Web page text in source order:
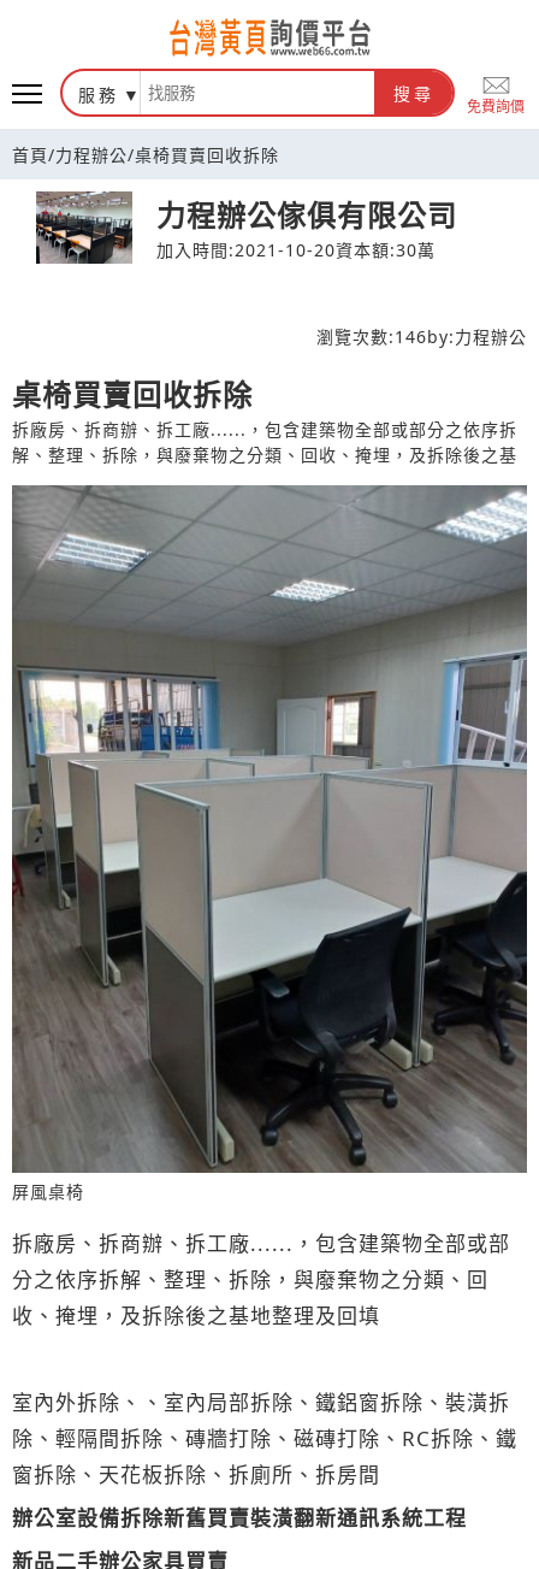
台灣黃頁詢價平台
服務 搜尋
免費詢價
首頁/力程辦公/桌椅買賣回收拆除
力程辦公傢俱有限公司
加入時間:2021-10-20資本額:30萬
瀏覽次數:146by:力程辦公
桌椅買賣回收拆除
拆廠房、拆商辦、拆工廠......，包含建築物全部或部分之依序拆
解、整理、拆除，與廢棄物之分類、回收、掩埋，及拆除後之基
屏風桌椅
拆廠房、拆商辦、拆工廠......，包含建築物全部或部
分之依序拆解、整理、拆除，與廢棄物之分類、回
收、掩埋，及拆除後之基地整理及回填
室內外拆除、、室內局部拆除、鐵鋁窗拆除、裝潢拆
除、輕隔間拆除、磚牆打除、磁磚打除、RC拆除、鐵
窗拆除、天花板拆除、拆廁所、拆房間
辦公室設備拆除新舊買賣裝潢翻新通訊系統工程
新品二手辦公家具買賣